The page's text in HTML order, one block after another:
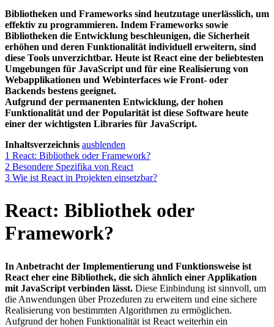
Bibliotheken und Frameworks sind heutzutage unerlässlich, um
effektiv zu programmieren. Indem Frameworks sowie
Bibliotheken die Entwicklung beschleunigen, die Sicherheit
erhöhen und deren Funktionalität individuell erweitern, sind
diese Tools unverzichtbar. Heute ist React eine der beliebtesten
Umgebungen für JavaScript und für eine Realisierung von
Webapplikationen und Webinterfaces wie Front- oder
Backends bestens geeignet.
Aufgrund der permanenten Entwicklung, der hohen
Funktionalität und der Popularität ist diese Software heute
einer der wichtigsten Libraries für JavaScript.
Inhaltsverzeichnis ausblenden
1 React: Bibliothek oder Framework?
2 Besondere Spezifika von React
3 Wie ist React in Projekten einsetzbar?
React: Bibliothek oder
Framework?
In Anbetracht der Implementierung und Funktionsweise ist
React eher eine Bibliothek, die sich ähnlich einer Applikation
mit JavaScript verbinden lässt. Diese Einbindung ist sinnvoll, um
die Anwendungen über Prozeduren zu erweitern und eine sichere
Realisierung von bestimmten Algorithmen zu ermöglichen.
Aufgrund der hohen Funktionalität ist React weiterhin ein